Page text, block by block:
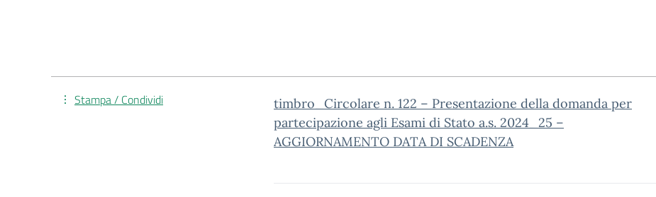
timbro_Circolare n. 122 – Presentazione della domanda per
partecipazione agli Esami di Stato a.s. 2024_25 –
AGGIORNAMENTO DATA DI SCADENZA
Stampa / Condividi